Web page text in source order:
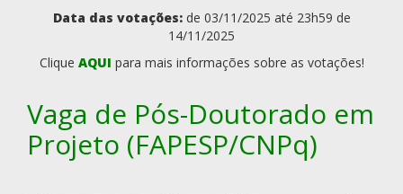
Data das votações:de 03/11/2025 até 23h59 de
14/11/2025
Clique AQUI para mais informações sobre as votações!
Vaga de Pós-Doutorado em
Projeto (FAPESP/CNPq)